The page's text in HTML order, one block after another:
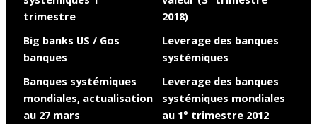
trimestre
2018)
Big banks US / Gos
banques
Leverage des banques
systémiques
Banques systémiques
mondiales, actualisation
au 27 mars
Leverage des banques
systémiques mondiales
au 1° trimestre 2012